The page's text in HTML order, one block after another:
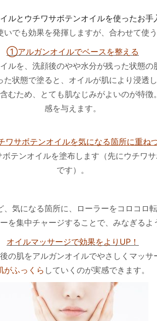
ルとウチワサボテンオイルを使ったお手
でも効果を発揮しますが、合わせて使
①アルガンオイルでベースを整える
ルを、洗顔後のやや水分が残った状態の
状態で塗ると、オイルが肌により浸透し
ため、とても肌なじみがよいのが特
感を与えます。
サボテンオイルを気になる箇所に重ね
テンオイルを塗布します（先にウチワ
です）。
気になる箇所に、ローラーをコロコロ
を集中チャージすることで、みなぎるよ
オイルマッサージで効果をよりUP！
肌をアルガンオイルでやさしくマッサ
がふっくら していくのが実感できます。